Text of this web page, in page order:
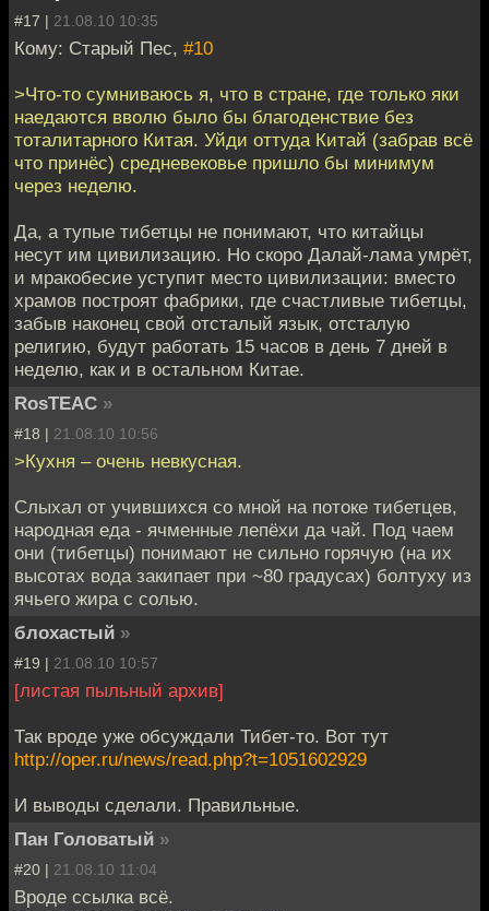
#17 | 21.08.10 10:35
Кому: Старый Пес, #10
>Что-то сумниваюсь я, что в стране, где только яки
наедаются вволю было бы благоденствие без
тоталитарного Китая. Уйди оттуда Китай (забрав всё
что принёс) средневековье пришло бы минимум
через неделю.
Да, а тупые тибетцы не понимают, что китайцы
несут им цивилизацию. Но скоро Далай-лама умрёт,
и мракобесие уступит место цивилизации: вместо
храмов построят фабрики, где счастливые тибетцы,
забыв наконец свой отсталый язык, отсталую
религию, будут работать 15 часов в день 7 дней в
неделю, как и в остальном Китае.
RosTEAC »
#18 | 21.08.10 10:56
>Кухня – очень невкусная.
Слыхал от учившихся со мной на потоке тибетцев,
народная еда - ячменные лепёхи да чай. Под чаем
они (тибетцы) понимают не сильно горячую (на их
высотах вода закипает при ~80 градусах) болтуху из
ячьего жира с солью.
блохастый »
#19 | 21.08.10 10:57
[листая пыльный архив]
Так вроде уже обсуждали Тибет-то. Вот тут
http://oper.ru/news/read.php?t=1051602929
И выводы сделали. Правильные.
Пан Головатый »
#20 | 21.08.10 11:04
Вроде ссылка всё.